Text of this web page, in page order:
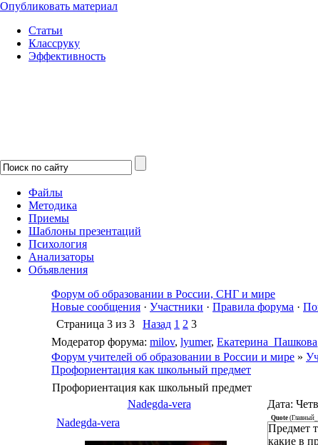
Опубликовать материал
Статьи
Классруку
Эффективность
Файлы
Методика
Приемы
Шаблоны презентаций
Психология
Анализаторы
Объявления
Форум об образовании в России, СНГ и мире
Новые сообщения · Участники · Правила форума ·
Страница 3 из 3 Назад 1 2 3
Модератор форума: milov, lyumer, Екатерина_Пашкова
Форум учителей об образовании в России и мире »
Профориентация как школьный предмет
Профориентация как школьный предмет
Nadegda-vera
Дата:
Nadegda-vera
Quote (
Предмет
какие в